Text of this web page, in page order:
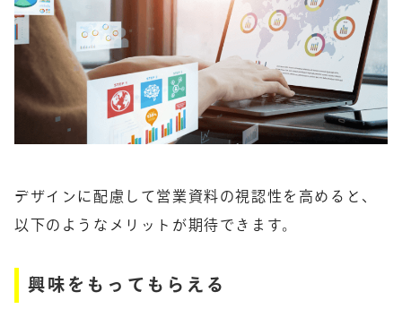
デザインに配慮して営業資料の視認性を高めると、
以下のようなメリットが期待できます。
興味をもってもらえる